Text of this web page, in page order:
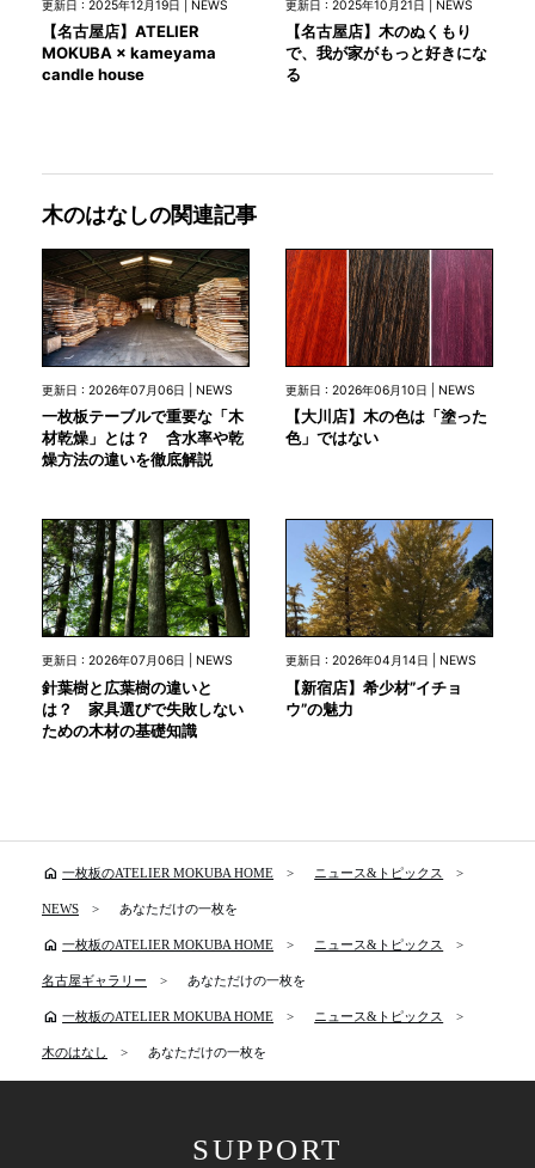
更新日 : 2025年12月19日 | NEWS
【名古屋店】ATELIER
MOKUBA × kameyama
candle house
更新日 : 2025年10月21日 | NEWS
【名古屋店】木のぬくもり
で、我が家がもっと好きにな
る
木のはなしの関連記事
更新日 : 2026年07月06日 | NEWS
一枚板テーブルで重要な「木
材乾燥」とは？ 含水率や乾
燥方法の違いを徹底解説
更新日 : 2026年06月10日 | NEWS
【大川店】木の色は「塗った
色」ではない
更新日 : 2026年07月06日 | NEWS
針葉樹と広葉樹の違いと
は？ 家具選びで失敗しない
ための木材の基礎知識
更新日 : 2026年04月14日 | NEWS
【新宿店】希少材”イチョ
ウ”の魅力
home 一枚板のATELIER MOKUBA HOME ニュース&トピックス
NEWS あなただけの一枚を
home 一枚板のATELIER MOKUBA HOME ニュース&トピックス
名古屋ギャラリー あなただけの一枚を
home 一枚板のATELIER MOKUBA HOME ニュース&トピックス
木のはなし あなただけの一枚を
SUPPORT